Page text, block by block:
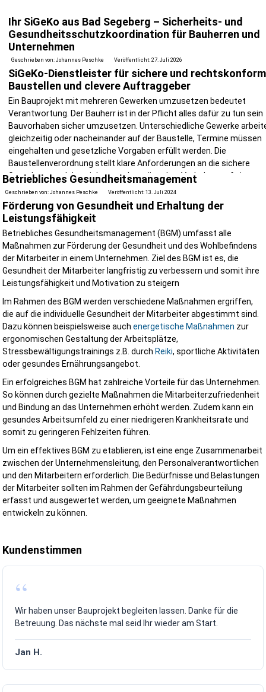
Ihr SiGeKo aus Bad Segeberg – Sicherheits- und
Gesundheitsschutzkoordination für Bauherren und
Unternehmen
Geschrieben von:Johannes Peschke Veröffentlicht: 27. Juli 2026
SiGeKo-Dienstleister für sichere und
Baustellen und clevere Auftraggeber
Ein Bauprojekt mit mehreren Gewerken umzusetzen bedeutet
Verantwortung. Der Bauherr ist in der Pflicht alles dafür zu tun sein
Bauvorhaben sicher umzusetzen. Unterschiedliche Gewerke
gleichzeitig oder nacheinander auf der Baustelle, Termine müssen
eingehalten und gesetzliche Vorgaben erfüllt werden. Die
Baustellenverordnung stellt klare Anforderungen an die sichere
Gestaltung und das sichere und gewünschte Verhalten auf einer
Baustelle. Die
egeln zumA rbeitsschutz auf
33 präzisieren die BauStV während die RAB 30 einen
Arbeitsschutzkoordination vorsieht. Genau hier kommt der
und Gesundheitsschutzkoordinator (SiGeKo)" ins Spiel. Mit einer
professionellen Sicherheits- und Gesundheitsschutzkoordination
sorgen wir in Ihrem Auftrag für den Schutz aller Beschäftigten auf
Baustelle und reduzieren gleichzeitig Haftungsrisiken, vermeiden
Bauverzögerungen und schaffen einen reibungslosen Bauablauf.
kurzfristige Termine
alle Anforderungen der Baustellenverordnung erfüllt
Betreuung von der Planung bis zur Fertigstellung
regionaler Ansprechpartner
Wir unterstützt Sie als Bauherr, Architekt, Projektsteuerer oder
Unternehmer mit einer praxisnahen und kompetenten SiGeKo-
in Schleswig-Holstein und der Region.
Jetzt Beratung anfragen und Ihr sicheres Bauprojekt umsetzen
Was ist ein SiGeKo?
Der Sicherheits- und Gesundheitsschutzkoordinator (SiGeKo)
übernimmt die Koordination aller Maßnahmen des Arbeits- und
Gesundheitsschutzes auf Baustellen, auf denen mehrere
tätig werden.
Bauvorhaben mit mehreren Arbeitgebern kann die Bestellung eines
koordinieren.
Warum ist ein SiGeKo wichtig?
Viele Unfälle auf Baustellen entstehen nicht durch einzelne Fehler,
Absturzgefahren
Betriebliches Gesundheitsmanagement
Geschrieben von:Johannes Peschke Veröffentlicht: 13. Juli 2024
Förderung von Gesundheit und Erhaltung der
Leistungsfähigkeit
Betriebliches Gesundheitsmanagement (BGM) umfasst alle
Maßnahmen zur Förderung der Gesundheit und des Wohlbefindens
der Mitarbeiter in einem Unternehmen. Ziel des BGM ist es, die
Gesundheit der Mitarbeiter langfristig zu verbessern und somit ihre
Leistungsfähigkeit und Motivation zu steigern
Im Rahmen des BGM werden verschiedene Maßnahmen ergriffen,
die auf die individuelle Gesundheit der Mitarbeiter abgestimmt sind.
Dazu können beispielsweise auchenergetische Maßnahmen zur
ergonomischen Gestaltung der Arbeitsplätze,
Stressbewältigungstrainings z.B. durch Reiki, sportliche Aktivitäten
oder gesundes Ernährungsangebot.
Ein erfolgreiches BGM hat zahlreiche Vorteile für das Unternehmen.
So können durch gezielte Maßnahmen die Mitarbeiterzufriedenheit
und Bindung an das Unternehmen erhöht werden. Zudem kann ein
gesundes Arbeitsumfeld zu einer niedrigeren Krankheitsrate und
somit zu geringeren Fehlzeiten führen.
Um ein effektives BGM zu etablieren, ist eine enge Zusammenarbeit
zwischen der Unternehmensleitung, den Personalverantwortlichen
und den Mitarbeitern erforderlich. Die Bedürfnisse und Belastungen
der Mitarbeiter sollten im Rahmen der Gefährdungsbeurteilung
erfasst und ausgewertet werden, um geeignete Maßnahmen
entwickeln zu können.
Kundenstimmen
Wir haben unser Bauprojekt begleiten lassen. Danke für die
Betreuung. Das nächste mal seid Ihr wieder am Start.
Jan H.